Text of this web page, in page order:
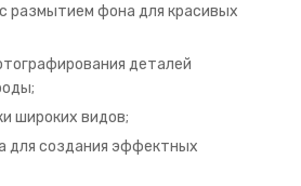
размытием фона для красивых
деталей
широких видов;
для создания эффектных